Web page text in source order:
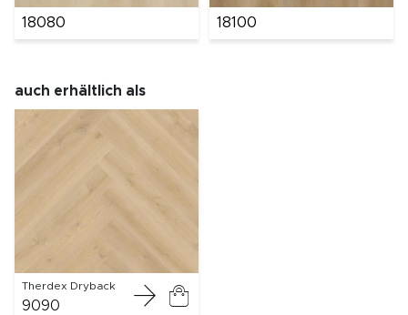
18080 18100
auch erhältlich als
Therdex Dryback
9090